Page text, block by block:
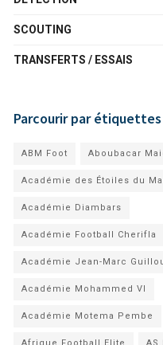
SCOUTING
TRANSFERTS / ESSAIS
Parcourir par étiquettes
ABM Foot Aboubacar
Académie des Étoiles du
Académie Diambars
Académie Football Cherifla
Académie Jean-Marc
Académie Mohammed VI
Académie Motema Pembe